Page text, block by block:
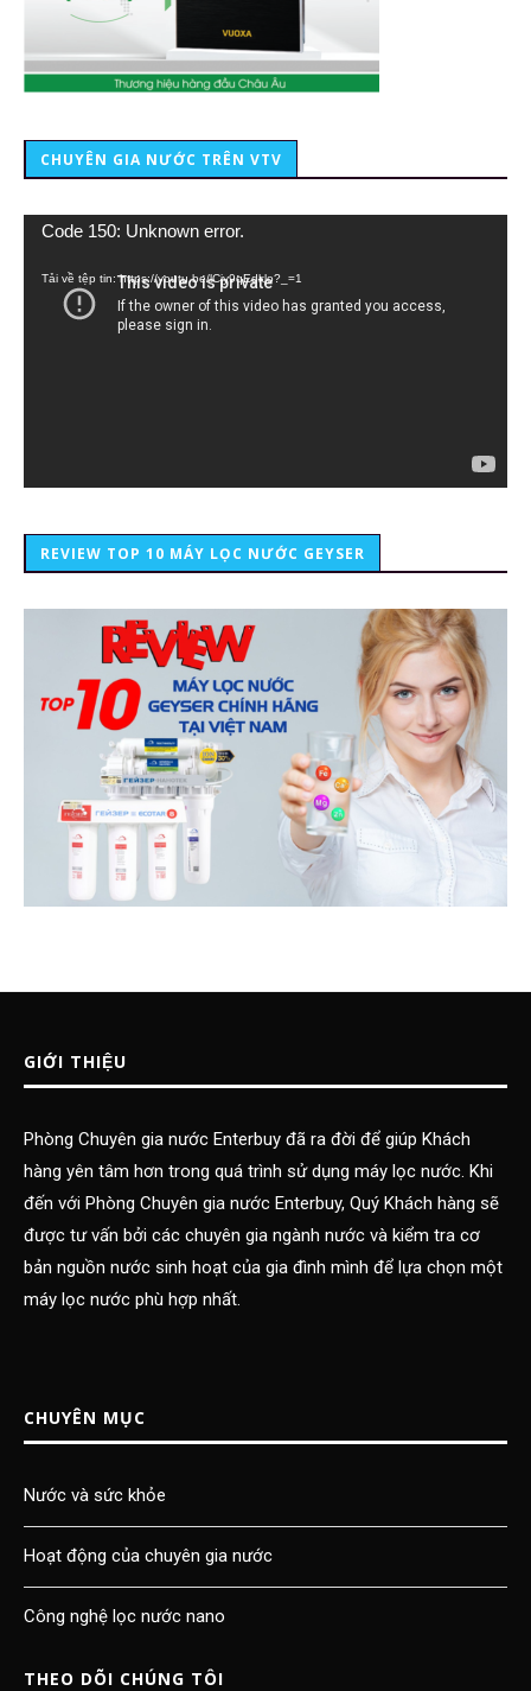
CHUYÊN GIA NƯỚC TRÊN VTV
Trình
Code 150: Unknown error.
Tải về tệp tin: https://youtu.be/lCiy9qEdklo?_=1
REVIEW TOP 10 MÁY LỌC NƯỚC GEYSER
GIỚI THIỆU
Phòng Chuyên gia nước Enterbuy đã ra đời để giúp Khách
hàng yên tâm hơn trong quá trình sử dụng máy lọc nước. Khi
đến với Phòng Chuyên gia nước Enterbuy, Quý Khách hàng sẽ
được tư vấn bởi các chuyên gia ngành nước và kiểm tra cơ
bản nguồn nước sinh hoạt của gia đình mình để lựa chọn một
máy lọc nước phù hợp nhất.
CHUYÊN MỤC
Nước và sức khỏe
Hoạt động của chuyên gia nước
Công nghệ lọc nước nano
THEO DÕI CHÚNG TÔI